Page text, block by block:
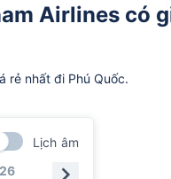
Airlines có
rẻ nhất đi Phú Quốc.
Lịch âm